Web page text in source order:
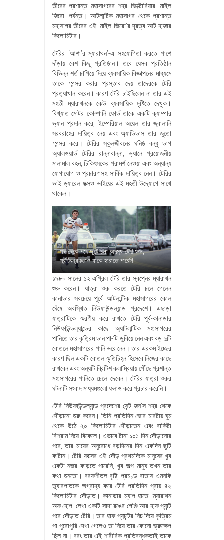
তীরের প্রশান্ত মহাসাগরের শহর ভিক্টোরিয়ার ‘মাইল
জিরো’ পর্যন্ত। আটলান্টিক মহাসাগর থেকে প্রশান্ত
মহাসাগর তীরের এই ‘মাইল জিরো’র দূরত্ব আট হাজার
কিলোমিটার।
টেরির ‘আশা’র ম্যারাথন’-এ সহযোগিতা করতে পাশে
দাঁড়ায় বেশ কিছু প্রতিষ্ঠান। তবে যেসব প্রতিষ্ঠান
বিভিন্ন শর্ত চাপিয়ে দিয়ে ব্যবসায়িক বিজ্ঞাপনের মাধ্যমে
তাকে স্পন্সর করার প্রস্তাব দেয় তাদেরকে টেরি
প্রত্যাখান করেন। কারণ টেরি চাইছিলেন না তার এই
মহতী ম্যারাথনকে কেউ ব্যবসায়িক দৃষ্টিতে দেখুক।
বিখ্যাত মোটর কোম্পানি ফোর্ড তাকে একটি ক্যাম্পার
ভ্যান প্রদান করে, ইম্পেরিয়াল অয়েল তার জ্বালানি
সরবরাহের দায়িত্ব নেয় এবং অ্যাডিডাস তার জুতো
স্পন্সর করে। টেরির স্কুলজীবনের ঘনিষ্ঠ বন্ধু ডাগ
অ্যালওয়ার্ড টেরির রান্নাবান্না, ভ্যানে প্রয়োজনীয়
মালামাল বহন, চিকিৎসকের পরামর্শ নেওয়া এবং অন্যান্য
যোগাযোগ ও প্রচারণাসহ সার্বিক দায়িত্ব নেন। টেরির
ভাই ড্যারেল ফক্সও ভাইয়ের এই মহতী উদ্যোগে সাথে
থাকেন।
পথ থেকে পথে ছুটে চলা অদম্য টেরি ফক্স,
প্রতিবন্ধকতাও যাকে হারাতে পারেনি
১৯৮০ সালের ১২ এপ্রিল টেরি তার স্বপ্নের ম্যারাথন
শুরু করেন। যাত্রা শুরু করতে টেরি চলে গেলেন
কানাডার সবচেয়ে পূর্বে আটলান্টিক মহাসাগরের কোল
ঘেঁষে অবস্থিত নিউফাউন্ডল্যান্ড প্রদেশে। এছাড়া
যাত্রাটিকে স্মরণীয় করে রাখতে টেরি পূর্ব-কানাডার
নিউফাউন্ডল্যান্ডের কাছে অ্যাটলান্টিক মহাসাগরের
পানিতে তার কৃত্রিম ডান পা-টি ডুবিয়ে নেন এবং বড় দুটি
বোতলে মহাসাগরের পানি ভরে নেন। তার এরকম ইচ্ছের
কারণ ছিল একটি বোতল স্মৃতিচিহ্ন হিসেবে নিজের কাছে
রাখবেন এবং অন্যটি ব্রিটিশ কলাম্বিয়ায় পৌঁছে প্রশান্ত
মহাসাগরের পানিতে ঢেলে দেবেন। টেরির যাত্রা শুরুর
ঘটনাটি সংবাদ মাধ্যমগুলো ফলাও করে প্রচার করেনি।
টেরি নিউফাউন্ডল্যান্ড প্রদেশের সেন্ট জন’স শহর থেকে
দৌড়ানো শুরু করেন। তিনি প্রতিদিন ভোর চারটায় ঘুম
থেকে উঠে ২০ কিলোমিটার দৌড়াতেন এবং বাকিটা
বিশ্রাম নিয়ে বিকেলে। এভাবে টানা ১০১ দিন দৌড়ানোর
পরে, তার মায়ের অনুরোধে বড়দিনের দিন একদিন ছুটি
কাটান। টেরি ফক্সের এই দৌড় প্রথমদিকে মানুষের খুব
একটা নজর কাড়তে পারেনি, খুব অল্প মানুষ তখন তার
কথা শুনতো। বরফশীতল বৃষ্টি, প্রচণ্ড বাতাস এমনকি
তুষারপাতকে অগ্রাহ্য করে টেরি প্রতিদিন প্রায় ৪২
কিলোমিটার দৌড়াত। কানাডার ম্যাপ হাতে ‘ম্যারাথন
অফ হোপ’ লেখা একটি সাদা রঙের গেঞ্জি আর হাফ প্যান্ট
পরে দৌড়াত টেরি। তার হাফ প্যান্টের নিচ দিয়ে কৃত্রিম
পা পুরোপুরি দেখা গেলেও তা নিয়ে তার কোনো ভ্রুক্ষেপ
ছিল না। বরং তার এই শারীরিক প্রতিবন্ধকতাই তাকে